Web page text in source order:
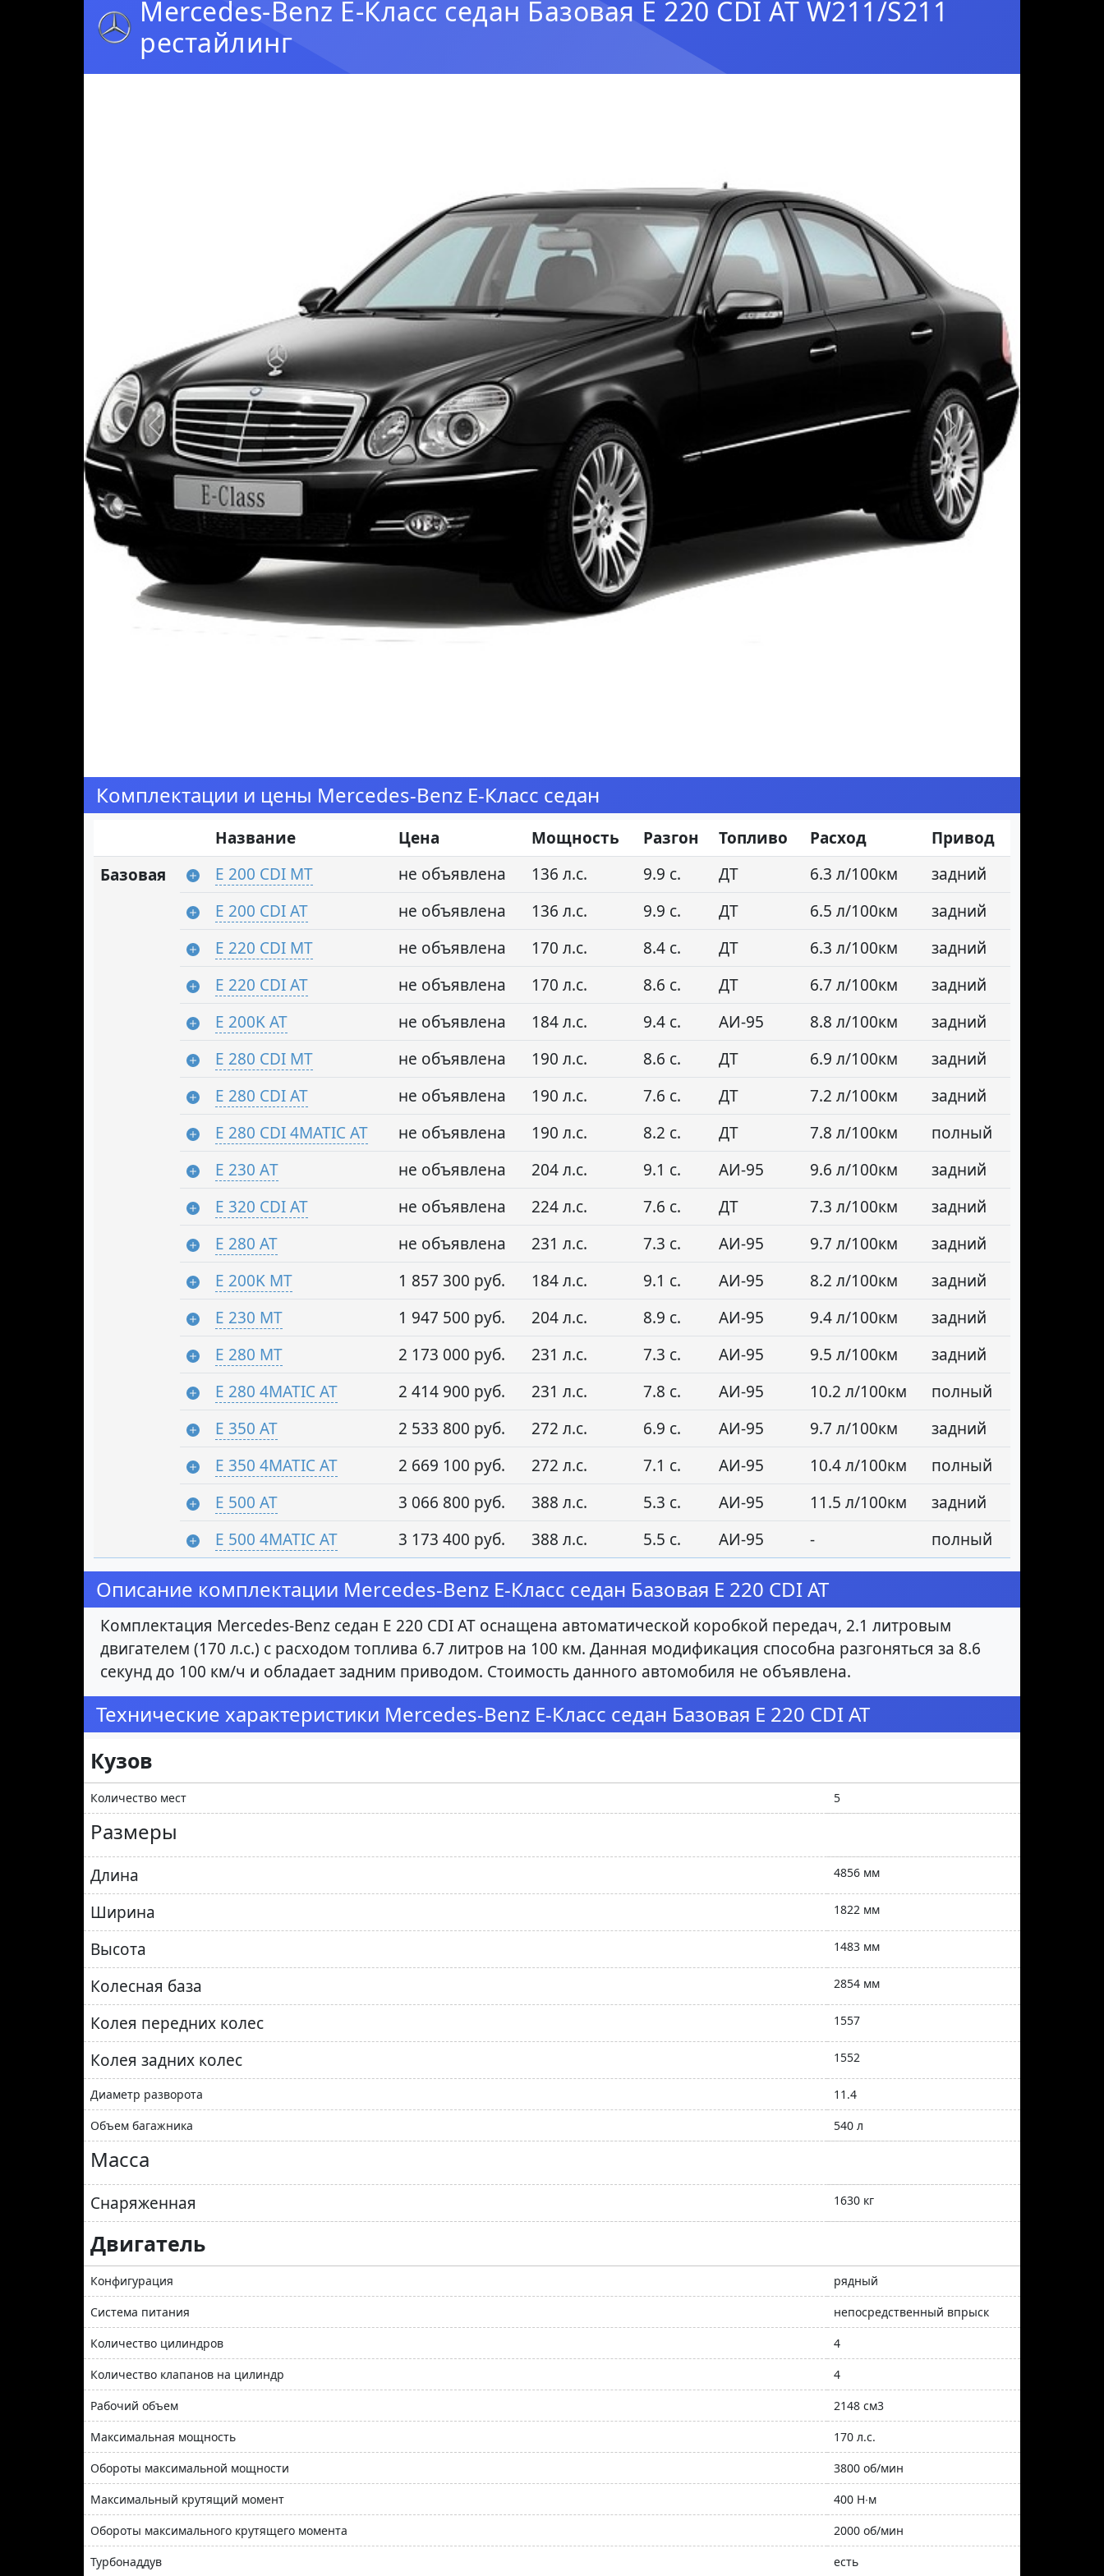
Mercedes-Benz E-Класс седан Базовая E 220 CDI AT W211/S211
рестайлинг
Предыдущая Следующая
Комплектации и цены Mercedes-Benz E-Класс седан
Название Цена Мощность Разгон Топливо Расход
Привод
Базовая
E 200 CDI MT не объявлена 136 л.с. 9.9 с. ДТ 6.3 л/100км
задний
E 200 CDI AT
не объявлена 136 л.с. 9.9 с. ДТ 6.5 л/100км
задний
E 220 CDI MT
не объявлена 170 л.с. 8.4 с. ДТ 6.3 л/100км
задний
E 220 CDI AT
не объявлена 170 л.с. 8.6 с. ДТ 6.7 л/100км
задний
E 200K AT
не объявлена 184 л.с. 9.4 с. АИ-95 8.8 л/100км
задний
E 280 CDI MT
не объявлена 190 л.с. 8.6 с. ДТ 6.9 л/100км
задний
E 280 CDI AT
не объявлена 190 л.с. 7.6 с. ДТ 7.2 л/100км
задний
E 280 CDI 4MATIC AT
не объявлена 190 л.с. 8.2 с. ДТ 7.8 л/100км
полный
E 230 АT
не объявлена 204 л.с. 9.1 с. АИ-95 9.6 л/100км
задний
E 320 CDI AT
не объявлена 224 л.с. 7.6 с. ДТ 7.3 л/100км
задний
E 280 AT
не объявлена 231 л.с. 7.3 с. АИ-95 9.7 л/100км
задний
E 200K MT
1 857 300 руб. 184 л.с. 9.1 с. АИ-95 8.2 л/100км
задний
E 230 MT
1 947 500 руб. 204 л.с. 8.9 с. АИ-95 9.4 л/100км
задний
E 280 MT
2 173 000 руб. 231 л.с. 7.3 с. АИ-95 9.5 л/100км
задний
E 280 4MATIC AT
2 414 900 руб. 231 л.с. 7.8 с. АИ-95 10.2 л/100км
полный
E 350 AT
2 533 800 руб. 272 л.с. 6.9 с. АИ-95 9.7 л/100км
задний
E 350 4MATIC AT
2 669 100 руб. 272 л.с. 7.1 с. АИ-95 10.4 л/100км
полный
E 500 AT
3 066 800 руб. 388 л.с. 5.3 с. АИ-95 11.5 л/100км
задний
E 500 4MATIC AT
3 173 400 руб. 388 л.с. 5.5 с. АИ-95 - полный
Описание комплектации Mercedes-Benz E-Класс седан Базовая E 220 CDI AT
Комплектация Mercedes-Benz седан E 220 CDI AT оснащена автоматической коробкой передач, 2.1 литровым
двигателем (170 л.с.) с расходом топлива 6.7 литров на 100 км. Данная модификация способна разгоняться за 8.6
секунд до 100 км/ч и обладает задним приводом. Стоимость данного автомобиля не объявлена.
Технические характеристики Mercedes-Benz E-Класс седан Базовая E 220 CDI AT
Кузов
Количество мест 5
Размеры
Длина 4856 мм
Ширина 1822 мм
Высота 1483 мм
Колесная база 2854 мм
Колея передних колес 1557
Колея задних колес 1552
Диаметр разворота
11.4
Объем багажника
540 л
Масса
Снаряженная 1630 кг
Двигатель
Конфигурация
рядный
Система питания
непосредственный впрыск
Количество цилиндров
4
Количество клапанов на цилиндр
4
Рабочий объем
2148 см3
Максимальная мощность
170 л.с.
Обороты максимальной мощности
3800 об/мин
Максимальный крутящий момент
400 Н∙м
Обороты максимального крутящего момента
2000 об/мин
Турбонаддув
есть